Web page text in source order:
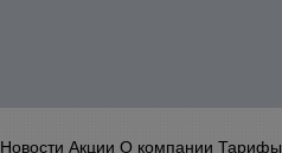
Новости Акции О компании Тарифы